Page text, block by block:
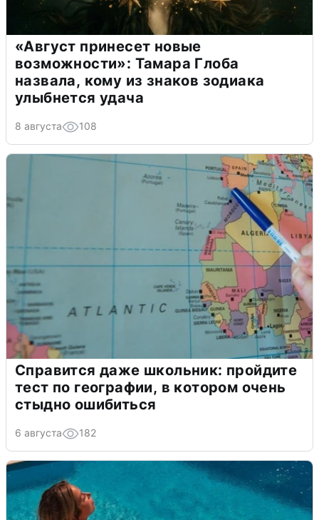
«Август принесет новые
возможности»: Тамара Глоба
назвала, кому из знаков зодиака
улыбнется удача
8 августа 108
Справится даже школьник: пройдите
тест по географии, в котором очень
стыдно ошибиться
6 августа 182